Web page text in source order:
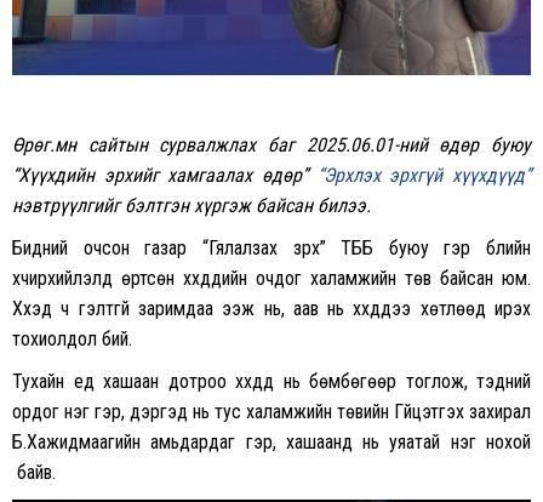
Өрөг.мн сайтын сурвалжлах баг 2025.06.01-ний өдөр буюу
“Хүүхдийн эрхийг хамгаалах өдөр” “Эрхлэх эрхгүй хүүхдүүд”
нэвтрүүлгийг бэлтгэн хүргэж байсан билээ.
Бидний очсон газар “Гялалзах зүрх” ТББ буюу гэр бүлийн
хүчирхийлэлд өртсөн хүүхдүүдийн очдог халамжийн төв байсан юм.
Хүүхэд ч гэлтгүй заримдаа ээж нь, аав нь хүүхдүүдээ хөтлөөд ирэх
тохиолдол бий.
Тухайн үед хашаан дотроо хүүхдүүд нь бөмбөгөөр тоглож, тэдний
ордог нэг гэр, дэргэд нь тус халамжийн төвийн Гүйцэтгэх захирал
Б.Хажидмаагийн амьдардаг гэр, хашаанд нь уяатай нэг нохой
байв.